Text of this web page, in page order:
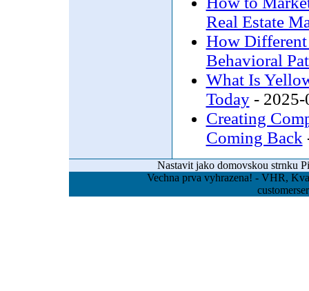
Real Estate
How Different
Behavioral
What Is
Today- 2025-
Creating
Coming Back
Nastavit jako domovskou strnku
Vechna prva vyhrazena! - VHR,